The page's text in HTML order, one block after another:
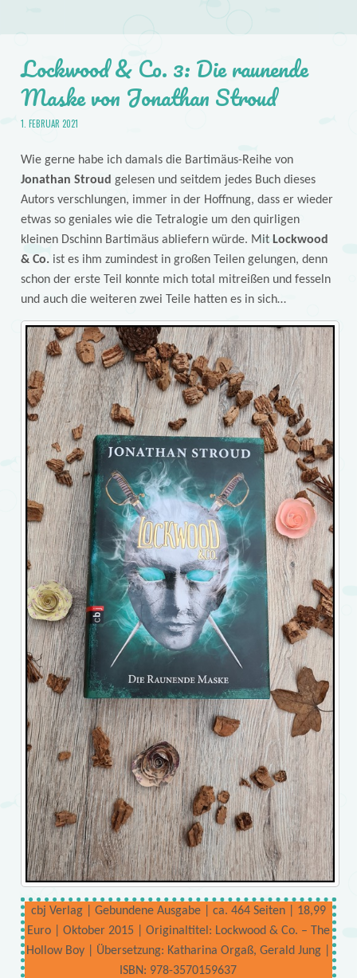
Lockwood & Co. 3: Die raunende
Maske von Jonathan Stroud
1. FEBRUAR 2021
Wie gerne habe ich damals die Bartimäus-Reihe von
Jonathan Stroud gelesen und seitdem jedes Buch dieses
Autors verschlungen, immer in der Hoffnung, dass er wieder
etwas so geniales wie die Tetralogie um den quirligen
kleinen Dschinn Bartimäus abliefern würde. Mit Lockwood
& Co.ist es ihm zumindest in großen Teilen gelungen, denn
schon der erste Teil konnte mich total mitreißen und fesseln
und auch die weiteren zwei Teile hatten es in sich…
cbj Verlag | Gebundene Ausgabe | ca. 464 Seiten | 18,99
Euro | Oktober 2015 | Originaltitel: Lockwood & Co. – The
Hollow Boy | Übersetzung: Katharina Orgaß, Gerald Jung |
ISBN: 978-3570159637